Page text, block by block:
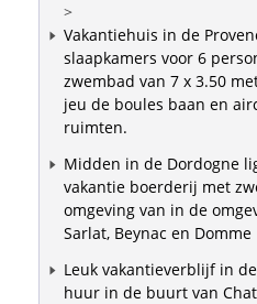
>
Vakantiehuis in de
slaapkamers voor 6
zwembad van 7 x 3.50
jeu de boules baan en
ruimten.
Midden in de Dordogne
vakantie boerderij met
omgeving van in de
Sarlat, Beynac en Domme
Leuk vakantieverblijf in
huur in de buurt van